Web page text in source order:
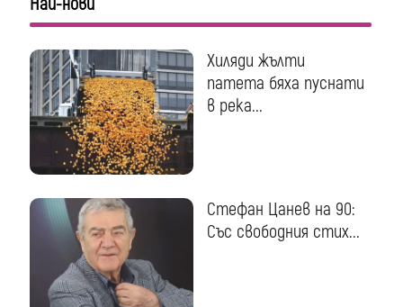
Хиляди жълти
патета бяха пуснати
в река...
Стефан Цанев на 90:
Със свободния стих...